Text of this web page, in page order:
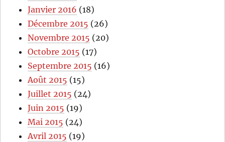
Janvier 2016 (18)
Décembre 2015 (26)
Novembre 2015 (20)
Octobre 2015 (17)
Septembre 2015 (16)
Août 2015 (15)
Juillet 2015 (24)
Juin 2015 (19)
Mai 2015 (24)
Avril 2015 (19)